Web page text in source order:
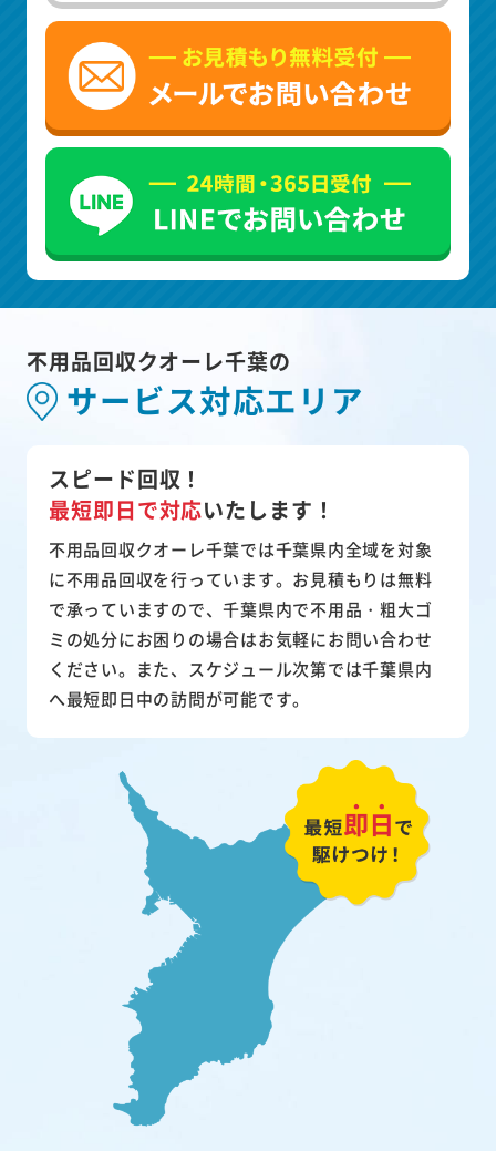
不用品回収クオーレ千葉の
サービス対応エリア
スピード回収！
最短即日で対応いたします！
不用品回収クオーレ千葉では千葉県内全域を対象
に不用品回収を行っています。お見積もりは無料
で承っていますので、千葉県内で不用品・粗大ゴ
ミの処分にお困りの場合はお気軽にお問い合わせ
ください。また、スケジュール次第では千葉県内
へ最短即日中の訪問が可能です。